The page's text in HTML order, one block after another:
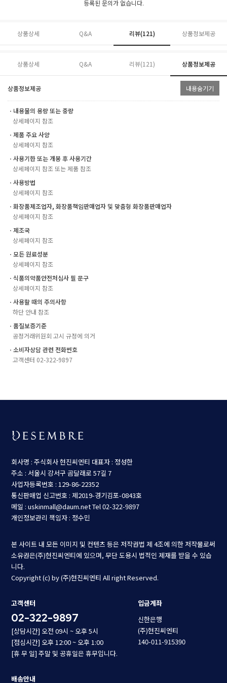
등록된 문의가 없습니다.
상품상세 Q&A 리뷰(121) 상품정보제공
상품상세 Q&A 리뷰(121) 상품정보제공
상품정보제공 내용숨기기
ㆍ내용물의 용량 또는 중량
상세페이지 참조
ㆍ제품 주요 사양
상세페이지 참조
ㆍ사용기한 또는 개봉 후 사용기간
상세페이지 참조 또는 제품 참조
ㆍ사용방법
상세페이지 참조
ㆍ화장품제조업자, 화장품책임판매업자 및 맞춤형 화장품판매업자
상세페이지 참조
ㆍ제조국
상세페이지 참조
ㆍ모든 원료성분
상세페이지 참조
ㆍ식품의약품안전처심사 필 문구
상세페이지 참조
ㆍ사용할 때의 주의사항
하단 안내 참조
ㆍ품질보증기준
공정거래위원회 고시 규정에 의거
ㆍ소비자상담 관련 전화번호
고객센터 02-322-9897
회사명 : 주식회사 현진씨엔티 대표자 : 정성한
주소 : 서울시 강서구 곰달래로 57길 7
사업자등록번호 : 129-86-22352
통신판매업 신고번호 : 제2019-경기김포-0843호
메일 : uskinmall@daum.netTel 02-322-9897
개인정보관리 책임자 : 정수민
본 사이트 내 모든 이미지 및 컨텐츠 등은 저작권법 제 4조에 의한 저작물로써
소유권은(주)현진씨엔티에 있으며, 무단 도용시 법적인 제재를 받을 수 있습
니다.
Copyright (c) by (주)현진씨엔티 All right Reserved.
고객센터
02-322-9897
[상담시간] 오전 09시 ~ 오후 5시
[점심시간] 오후 12:00 ~ 오후 1:00
[휴 무 일] 주말 및 공휴일은 휴무입니다.
입금계좌
신한은행
(주)현진씨엔티
140-011-915390
배송안내